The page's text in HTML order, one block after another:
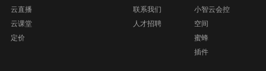
云直播
云课堂
定价
联系我们
人才招聘
小智云会控
空间
蜜蜂
插件